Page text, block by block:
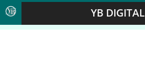
YB DIGITAL